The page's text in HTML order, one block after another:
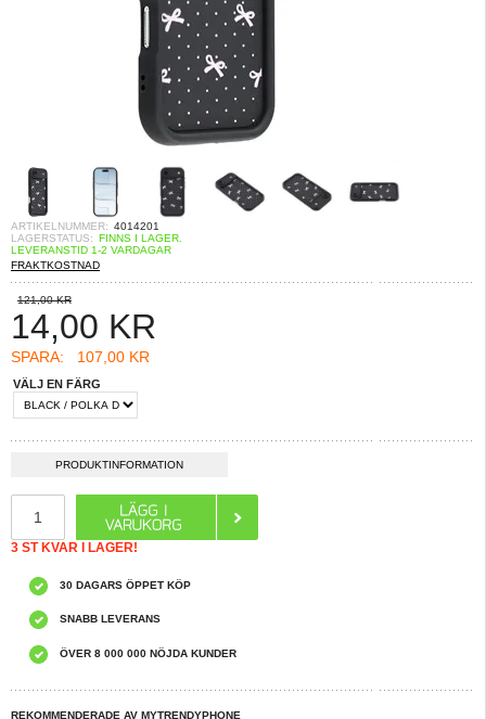
ARTIKELNUMMER: 4014201
LAGERSTATUS: FINNS I LAGER.
LEVERANSTID 1-2 VARDAGAR
FRAKTKOSTNAD
121,00 KR
14,00 KR
SPARA: 107,00 KR
VÄLJ EN FÄRG
PRODUKTINFORMATION
3 ST KVAR I LAGER!
30 DAGARS ÖPPET KÖP
SNABB LEVERANS
ÖVER 8 000 000 NÖJDA KUNDER
REKOMMENDERADE AV MYTRENDYPHONE